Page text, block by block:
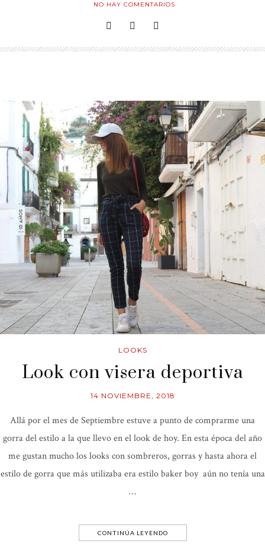
NO HAY COMENTARIOS
LOOKS
Look con visera deportiva
14 NOVIEMBRE, 2018
Allá por el mes de Septiembre estuve a punto de comprarme una
gorra del estilo a la que llevo en el look de hoy. En esta época del año
me gustan mucho los looks con sombreros, gorras y hasta ahora el
estilo de gorra que más utilizaba era estilo baker boy aún no tenía una
…
CONTINÚA LEYENDO